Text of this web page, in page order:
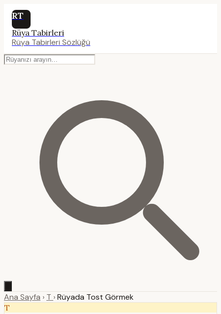
RT
Rüya Tabirleri
Rüya Tabirleri Sözlüğü
Ana Sayfa › T ›Rüyada Tost Görmek
T